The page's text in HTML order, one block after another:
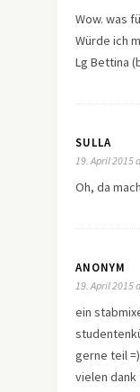
Wow. was
Würde ich
Lg Bettina
SULLA
19. April 2015
Oh, da
ANONYM
19. April 2015
ein
gerne teil =)
vielen